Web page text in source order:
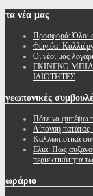
τα νέα μας
Προσφορά: Όλοι
Φειγιόα:
Oι νέοι μας
ΓΚΙΝΓΚΟ
ΙΔΙΟΤΗΤΕΣ
γεωπονικές
Πότε να φυτέψω
Λίπανση πατάτας
Καλλωπιστικά
Ελιά: Πως
περιεκτικότητα
ωράριο